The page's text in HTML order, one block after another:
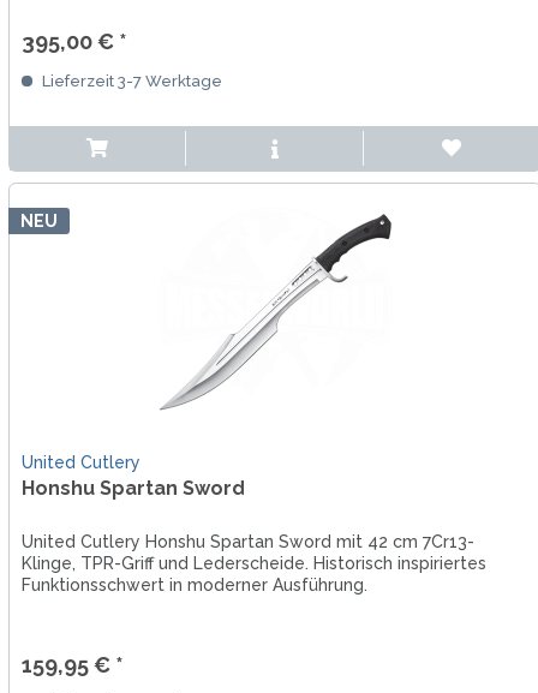
395,00 € *
Lieferzeit 3-7 Werktage
NEU
United Cutlery
Honshu Spartan Sword
United Cutlery Honshu Spartan Sword mit 42 cm 7Cr13-
Klinge, TPR-Griff und Lederscheide. Historisch inspiriertes
Funktionsschwert in moderner Ausführung.
159,95 € *